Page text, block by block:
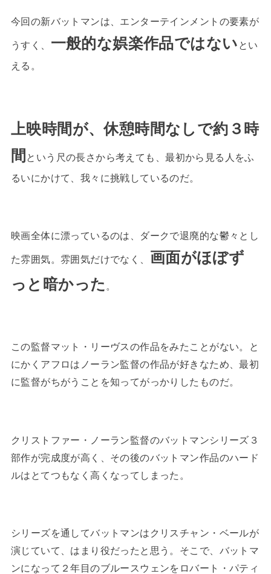
今回の新バットマンは、エンターテインメントの要素が
うすく、 一般的な娯楽作品ではない とい
える。
上映時間が、休憩時間なしで約３時
間 という尺の長さから考えても、最初から見る人をふ
るいにかけて、我々に挑戦しているのだ。
映画全体に漂っているのは、ダークで退廃的な鬱々とし
た雰囲気。雰囲気だけでなく、 画面がほぼず
っと暗かった 。
この監督マット・リーヴスの作品をみたことがない。と
にかくアフロはノーラン監督の作品が好きなため、最初
に監督がちがうことを知ってがっかりしたものだ。
クリストファー・ノーラン監督のバットマンシリーズ３
部作が完成度が高く、その後のバットマン作品のハード
ルはとてつもなく高くなってしまった。
シリーズを通してバットマンはクリスチャン・ベールが
演じていて、はまり役だったと思う。そこで、バットマ
ンになって２年目のブルースウェンをロバート・パティ